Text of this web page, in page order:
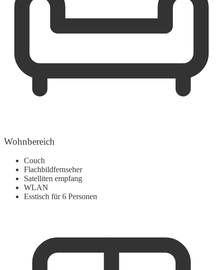
Wohnbereich
Couch
Flachbildfernseher
Satelliten empfang
WLAN
Esstisch für 6 Personen